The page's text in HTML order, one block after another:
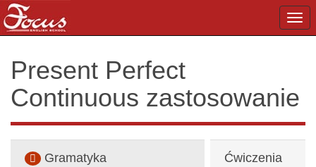
Present Perfect
Continuous zastosowanie
Gramatyka Ćwiczenia